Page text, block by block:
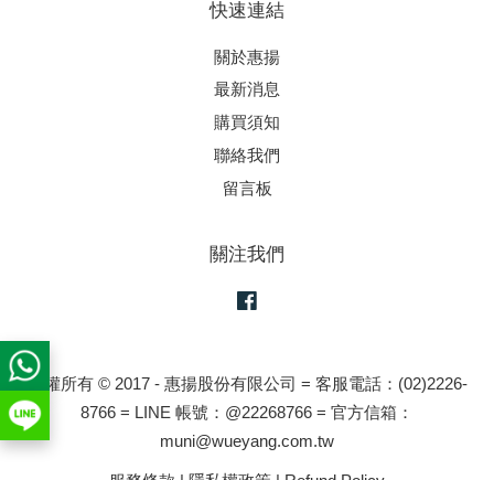
快速連結
關於惠揚
最新消息
購買須知
聯絡我們
留言板
關注我們
版權所有 © 2017 - 惠揚股份有限公司 = 客服電話：(02)2226-
8766 = LINE 帳號：@22268766 = 官方信箱：
muni@wueyang.com.tw